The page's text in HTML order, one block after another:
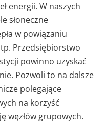
energii. W naszych
słoneczne
w powiązaniu
Przedsiębiorstwo
powinno uzyskać
Pozwoli to na dalsze
polegające
na korzyść
węzłów grupowych.